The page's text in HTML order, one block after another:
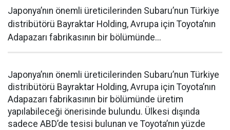
Japonya’nın önemli üreticilerinden Subaru’nun Türkiye
distribütörü Bayraktar Holding, Avrupa için Toyota’nın
Adapazarı fabrikasının bir bölümünde...
Japonya’nın önemli üreticilerinden Subaru’nun Türkiye
distribütörü Bayraktar Holding, Avrupa için Toyota’nın
Adapazarı fabrikasının bir bölümünde üretim
yapılabileceği önerisinde bulundu. Ülkesi dışında
sadece ABD’de tesisi bulunan ve Toyota’nın yüzde